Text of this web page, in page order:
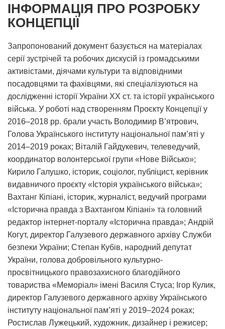
ІНФОРМАЦІЯ ПРО РОЗРОБКУ
КОНЦЕПЦІЇ
Запропонований документ базується на матеріалах
серії зустрічей та робочих дискусій із громадськими
активістами, діячами культури та відповідними
посадовцями та фахівцями, які спеціалізуються на
дослідженні історії України ХХ ст. та історії українського
війська. У роботі над створенням Проєкту Концепції у
2016–2018 рр. брали участь Володимир В’ятрович,
Голова Українського інституту національної пам’яті у
2014–2019 роках; Віталій Гайдукевич, телеведучий,
координатор волонтерської групи «Нове Військо»;
Кирило Галушко, історик, соціолог, публіцист, керівник
видавничого проєкту «Історія українського війська»;
Вахтанг Кіпіані, історик, журналіст, ведучий програми
«Історична правда з Вахтангом Кіпіані» та головний
редактор інтернет-порталу «Історична правда»; Андрій
Когут, директор Галузевого державного архіву Служби
безпеки України; Степан Кубів, народний депутат
України, голова добровільного культурно-
просвітницького правозахисного благодійного
товариства «Меморіал» імені Василя Стуса; Ігор Кулик,
директор Галузевого державного архіву Українського
інституту національної пам’яті у 2019–2024 роках;
Ростислав Лужецький, художник, дизайнер і режисер;